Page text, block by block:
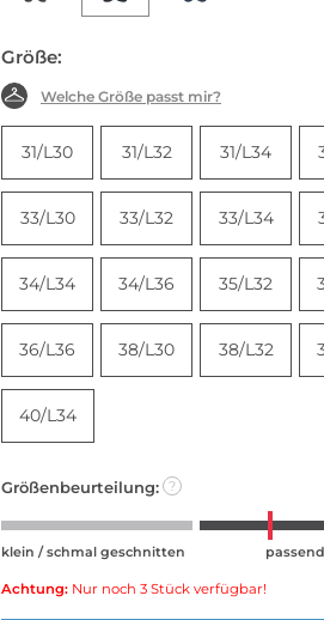
Größe:
Welche Größe passt mir?
31/L30 31/L32 31/L34
33/L30 33/L32 33/L34
34/L34 34/L36 35/L32
36/L36 38/L30 38/L32
40/L34
Größenbeurteilung: ?
klein / schmal geschnitten passend
Achtung: Nur noch 3 Stück verfügbar!